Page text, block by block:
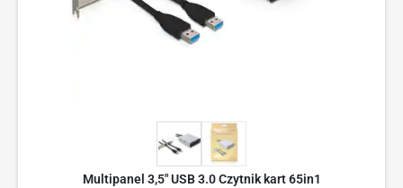
Multipanel 3,5" USB 3.0 Czytnik kart 65in1